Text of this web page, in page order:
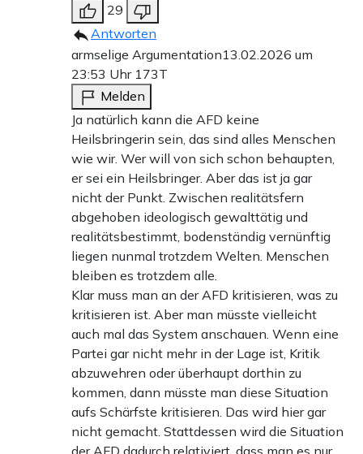
29
Antworten
armselige Argumentation13.02.2026 um
23:53 Uhr 173T
Melden
Ja natürlich kann die AFD keine
Heilsbringerin sein, das sind alles Menschen
wie wir. Wer will von sich schon behaupten,
er sei ein Heilsbringer. Aber das ist ja gar
nicht der Punkt. Zwischen realitätsfern
abgehoben ideologisch gewalttätig und
realitätsbestimmt, bodenständig vernünftig
liegen nunmal trotzdem Welten. Menschen
bleiben es trotzdem alle.
Klar muss man an der AFD kritisieren, was zu
kritisieren ist. Aber man müsste vielleicht
auch mal das System anschauen. Wenn eine
Partei gar nicht mehr in der Lage ist, Kritik
abzuwehren oder überhaupt dorthin zu
kommen, dann müsste man diese Situation
aufs Schärfste kritisieren. Das wird hier gar
nicht gemacht. Stattdessen wird die Situation
der AFD dadurch relativiert, dass man es nur